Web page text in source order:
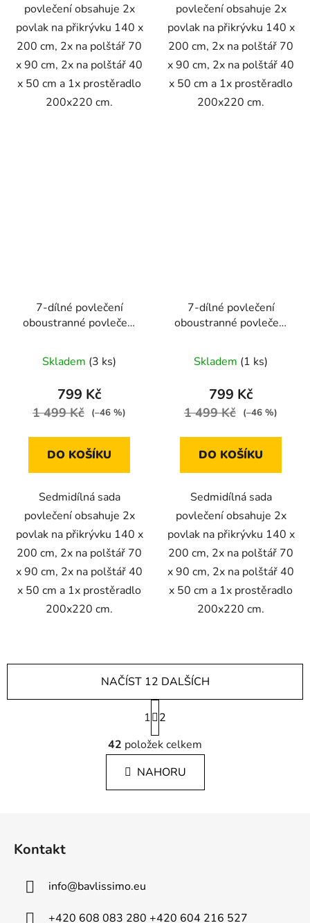
povlečení obsahuje 2x
povlak na přikrývku 140 x
200 cm, 2x na polštář 70
x 90 cm, 2x na polštář 40
x 50 cm a 1x prostěradlo
200x220 cm.
povlečení obsahuje 2x
povlak na přikrývku 140 x
200 cm, 2x na polštář 70
x 90 cm, 2x na polštář 40
x 50 cm a 1x prostěradlo
200x220 cm.
7-dílné povlečení
oboustranné povlečení
a bílé s puntíkem
140x200
Skladem (3 ks)
799 Kč
1 499 Kč (–46 %)
DO KOŠÍKU
Sedmidílná sada
povlečení obsahuje 2x
povlak na přikrývku 140 x
200 cm, 2x na polštář 70
x 90 cm, 2x na polštář 40
x 50 cm a 1x prostěradlo
200x220 cm.
7-dílné povlečení
oboustranné povlečení
BÉŽOVÉ s Puntíkem
140x200
Skladem (1 ks)
799 Kč
1 499 Kč (–46 %)
DO KOŠÍKU
Sedmidílná sada
povlečení obsahuje 2x
povlak na přikrývku 140 x
200 cm, 2x na polštář 70
x 90 cm, 2x na polštář 40
x 50 cm a 1x prostěradlo
200x220 cm.
O
v
l
á
d
y
NAČÍST 12 DALŠÍCH
S
t
r
á
n
k
1
2
42 položek celkem
NAHORU
Kontakt
info@bavlissimo.eu
+420 608 083 280 +420 604 216 527